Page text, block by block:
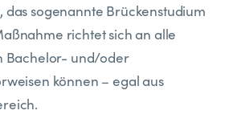
das sogenannte Brückenstudium
richtet sich an alle
Bachelor- und/oder
können – egal aus